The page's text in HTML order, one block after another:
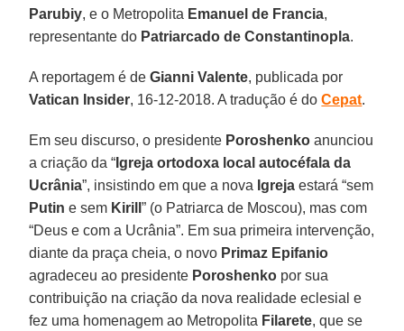
Parubiy, e o Metropolita Emanuel de Francia,
representante do Patriarcado de Constantinopla.
A reportagem é deGianni Valente, publicada por
Vatican Insider, 16-12-2018. A tradução é doCepat.
Em seu discurso, o presidente Poroshenko anunciou
a criação da “ Igreja ortodoxa local autocéfala da
Ucrânia”, insistindo em que a nova Igreja estará “sem
Putin e sem Kirill” (o Patriarca de Moscou), mas com
“Deus e com a Ucrânia”. Em sua primeira intervenção,
diante da praça cheia, o novo Primaz Epifanio
agradeceu ao presidente Poroshenko por sua
contribuição na criação da nova realidade eclesial e
fez uma homenagem ao Metropolita Filarete, que se